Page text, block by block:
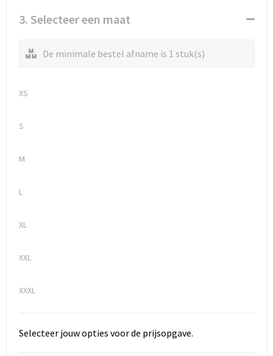
3. Selecteer een maat
De minimale bestel afname is 1 stuk(s)
XS
S
M
L
XL
XXL
XXXL
Selecteer jouw opties voor de prijsopgave.